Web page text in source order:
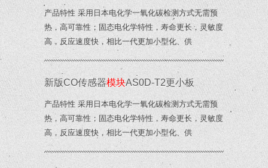
产品特性 采用日本电化学一氧化碳检测方式无需预
热，高可靠性；固态电化学特性，寿命更长，灵敏度
高，反应速度快，相比一代更加小型化、供
新版CO传感器模块AS0D-T2更小板
产品特性 采用日本电化学一氧化碳检测方式无需预
热，高可靠性；固态电化学特性，寿命更长，灵敏度
高，反应速度快，相比一代更加小型化、供